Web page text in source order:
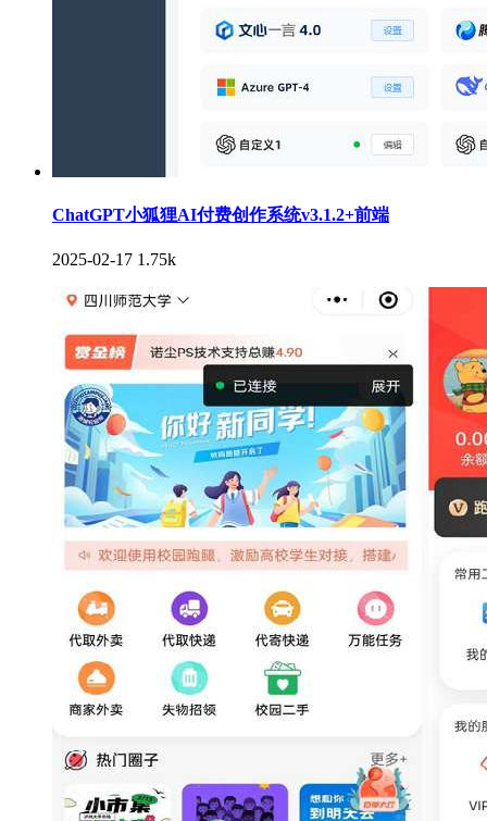
ChatGPT小狐狸AI付费创作系统v3.1.2+前端
2025-02-17 1.75k